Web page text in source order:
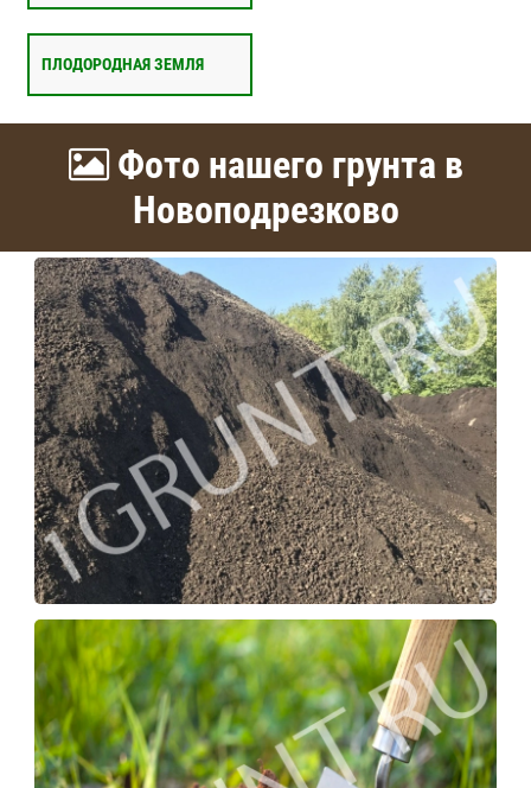
ПЛОДОРОДНАЯ ЗЕМЛЯ
Фото нашего грунта в
Новоподрезково